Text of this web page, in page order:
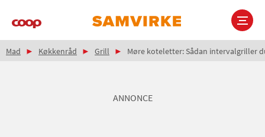
Main
Brødkrumme
Mad Køkkenråd Grill Møre koteletter: Sådan intervalgriller
ANNONCE